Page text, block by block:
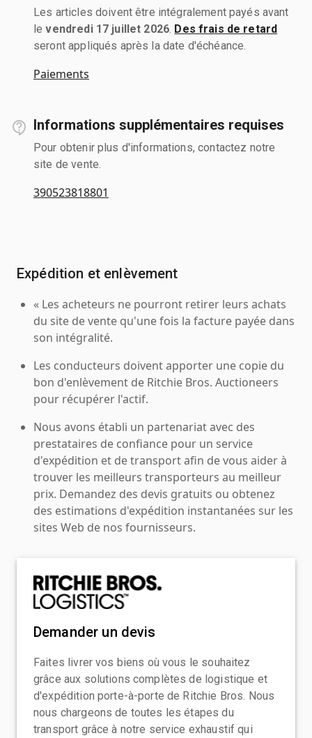
Les articles doivent être intégralement payés avant
levendredi 17 juillet 2026 Des frais de retard
seront appliqués après la date d'échéance.
Paiements
Informations supplémentaires requises
Pour obtenir plus d'informations, contactez notre
site de vente.
390523818801
Expédition et enlèvement
« Les acheteurs ne pourront retirer leurs achats
du site de vente qu'une fois la facture payée dans
son intégralité.
Les conducteurs doivent apporter une copie du
bon d'enlèvement de Ritchie Bros. Auctioneers
pour récupérer l'actif.
Nous avons établi un partenariat avec des
prestataires de confiance pour un service
d'expédition et de transport afin de vous aider à
trouver les meilleurs transporteurs au meilleur
prix. Demandez des devis gratuits ou obtenez
des estimations d'expédition instantanées sur les
sites Web de nos fournisseurs.
Demander un devis
Faites livrer vos biens où vous le souhaitez
grâce aux solutions complètes de logistique et
d'expédition porte-à-porte de Ritchie Bros. Nous
nous chargeons de toutes les étapes du
transport grâce à notre service exhaustif qui